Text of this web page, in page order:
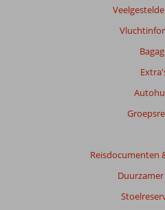
Reisdocumenten